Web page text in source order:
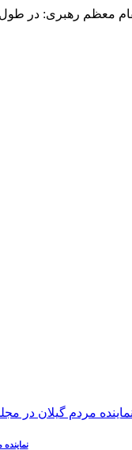
نماینده